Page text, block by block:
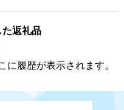
返礼品
履歴が表示されます。